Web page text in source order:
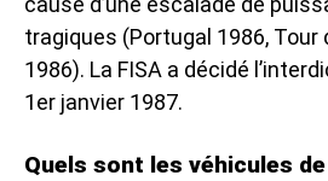
tragiques (Portugal 1986, Tour
1986). La FISA a décidé
1er janvier 1987.
Quels sont les véhicules